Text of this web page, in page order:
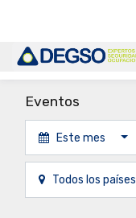
Eventos
Este mes
Todos los países